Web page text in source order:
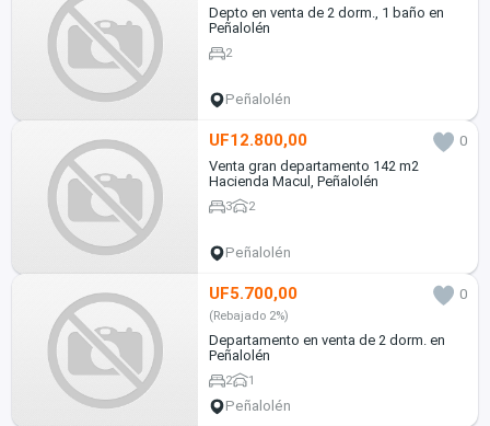
Depto en venta de 2 dorm., 1 baño en
Peñalolén
2
Peñalolén
UF12.800,00
0
Venta gran departamento 142 m2
Hacienda Macul, Peñalolén
3 2
Peñalolén
UF5.700,00 0
(Rebajado 2%)
Departamento en venta de 2 dorm. en
Peñalolén
2 1
Peñalolén